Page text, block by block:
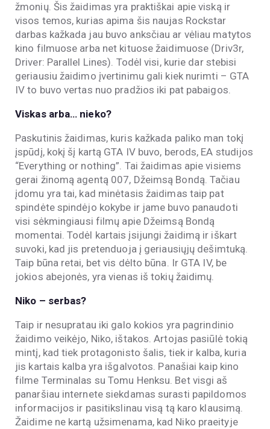
žmonių. Šis žaidimas yra praktiškai apie viską ir
visos temos, kurias apima šis naujas Rockstar
darbas kažkada jau buvo anksčiau ar vėliau matytos
kino filmuose arba net kituose žaidimuose (Driv3r,
Driver: Parallel Lines). Todėl visi, kurie dar stebisi
geriausiu žaidimo įvertinimu gali kiek nurimti – GTA
IV to buvo vertas nuo pradžios iki pat pabaigos.
Viskas arba… nieko?
Paskutinis žaidimas, kuris kažkada paliko man tokį
įspūdį, kokį šį kartą GTA IV buvo, berods, EA studijos
“Everything or nothing”. Tai žaidimas apie visiems
gerai žinomą agentą 007, Džeimsą Bondą. Tačiau
įdomu yra tai, kad minėtasis žaidimas taip pat
spindėte spindėjo kokybe ir jame buvo panaudoti
visi sėkmingiausi filmų apie Džeimsą Bondą
momentai. Todėl kartais įsijungi žaidimą ir iškart
suvoki, kad jis pretenduoja į geriausiųjų dešimtuką.
Taip būna retai, bet vis dėlto būna. Ir GTA IV, be
jokios abejonės, yra vienas iš tokių žaidimų.
Niko – serbas?
Taip ir nesupratau iki galo kokios yra pagrindinio
žaidimo veikėjo, Niko, ištakos. Artojas pasiūlė tokią
mintį, kad tiek protagonisto šalis, tiek ir kalba, kuria
jis kartais kalba yra išgalvotos. Panašiai kaip kino
filme Terminalas su Tomu Henksu. Bet visgi aš
panaršiau internete siekdamas surasti papildomos
informacijos ir pasitikslinau visą tą karo klausimą.
Žaidime ne kartą užsimenama, kad Niko praeityje